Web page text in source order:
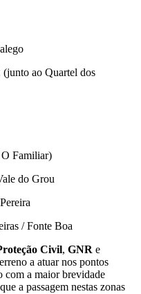
ao Quartel dos
O Familiar)
do Grou
/ Fonte Boa
Civil, GNR e
a atuar nos pontos
com a maior brevidade
a passagem nestas zonas